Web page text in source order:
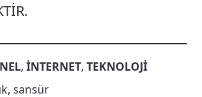
,INTERNET,TEKNOLOJI
,sansür